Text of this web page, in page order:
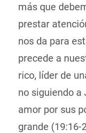
más que
prestar
nos da para
precede a
rico, líder de
no siguiendo a
amor por sus
grande (19:16-